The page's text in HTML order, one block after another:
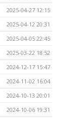
2025-04-27 12:15
2025-04-12 20:31
2025-04-05 22:45
2025-03-22 18:52
2024-12-17 15:47
2024-11-02 16:04
2024-10-13 20:01
2024-10-06 19:31